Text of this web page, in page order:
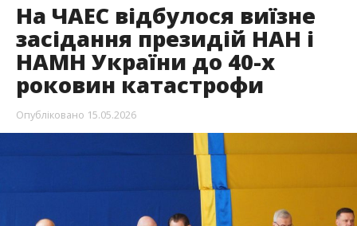
На ЧАЕС відбулося виїзне
засідання президій НАН і
НАМН України до 40-х
роковин катастрофи
Опубліковано 15.05.2026